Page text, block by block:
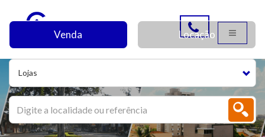
Lojas
Venda Locação